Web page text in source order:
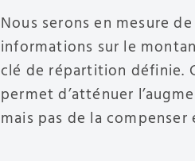
Nous serons en mesure
informations sur le
clé de répartition définie.
permet d’atténuer
mais pas de la